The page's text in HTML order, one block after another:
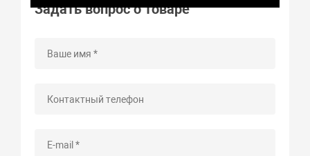
Задать вопрос о товаре